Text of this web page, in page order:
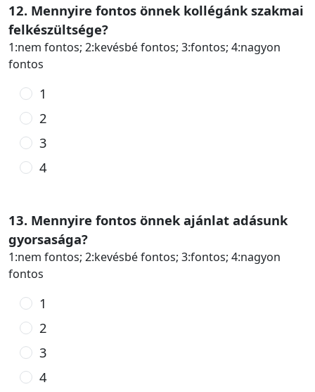
12. Mennyire fontos önnek kollégánk szakmai
felkészültsége?
1:nem fontos; 2:kevésbé fontos; 3:fontos; 4:nagyon
fontos
1
2
3
4
13. Mennyire fontos önnek ajánlat adásunk
gyorsasága?
1:nem fontos; 2:kevésbé fontos; 3:fontos; 4:nagyon
fontos
1
2
3
4